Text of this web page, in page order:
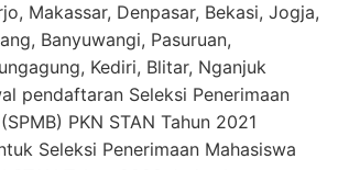
Makassar, Denpasar, Bekasi, Jogja,
Banyuwangi, Pasuruan,
Kediri, Blitar, Nganjuk
pendaftaran Seleksi Penerimaan
PKN STAN Tahun 2021
Seleksi Penerimaan Mahasiswa